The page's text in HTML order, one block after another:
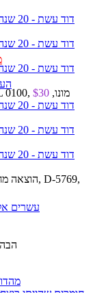
עשרים
1. אריך נגן “12, ישראל, 5/1968, DRG, GIL 0100, מונו, $30
1.